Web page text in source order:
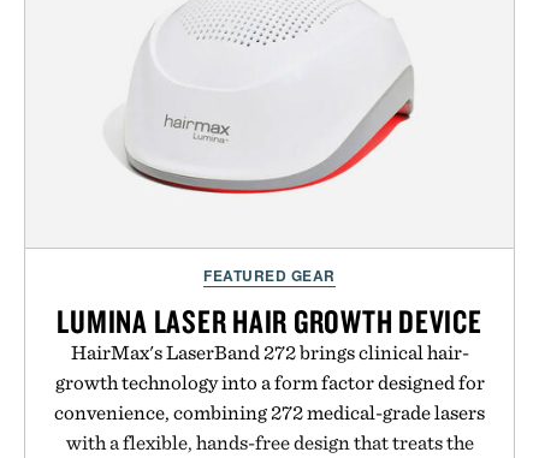
FEATURED GEAR
LUMINA LASER HAIR GROWTH DEVICE
HairMax's LaserBand 272 brings clinical hair-
growth technology into a form factor designed for
convenience, combining 272 medical-grade lasers
with a flexible, hands-free design that treats the